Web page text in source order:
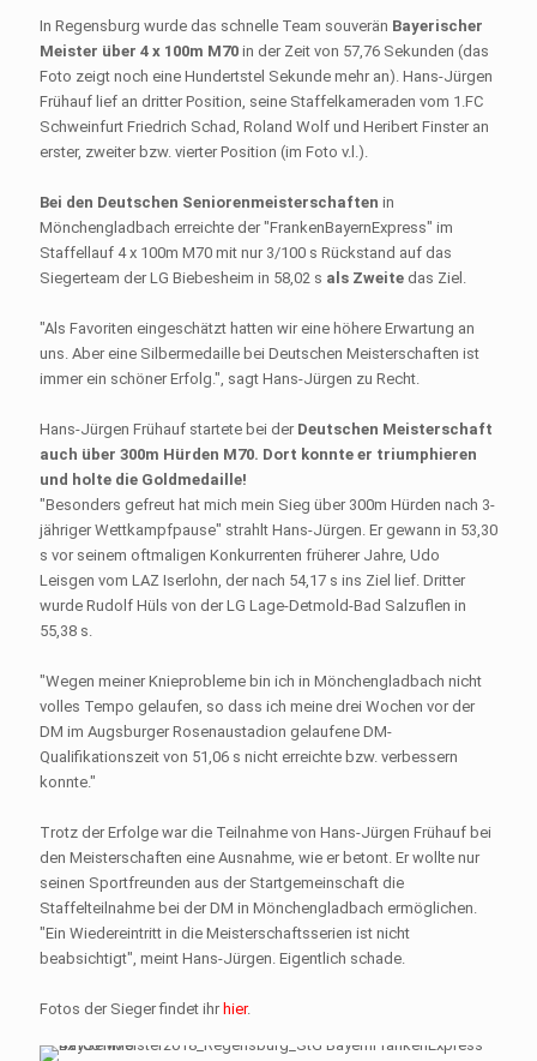
In Regensburg wurde das schnelle Team souverän Bayerischer
Meister über 4 x 100m M70 in der Zeit von 57,76 Sekunden (das
Foto zeigt noch eine Hundertstel Sekunde mehr an). Hans-Jürgen
Frühauf lief an dritter Position, seine Staffelkameraden vom 1.FC
Schweinfurt Friedrich Schad, Roland Wolf und Heribert Finster an
erster, zweiter bzw. vierter Position (im Foto v.l.).
Bei den Deutschen Seniorenmeisterschaften in
Mönchengladbach erreichte der "FrankenBayernExpress" im
Staffellauf 4 x 100m M70 mit nur 3/100 s Rückstand auf das
Siegerteam der LG Biebesheim in 58,02 s als Zweite das Ziel.
"Als Favoriten eingeschätzt hatten wir eine höhere Erwartung an
uns. Aber eine Silbermedaille bei Deutschen Meisterschaften ist
immer ein schöner Erfolg.", sagt Hans-Jürgen zu Recht.
Hans-Jürgen Frühauf startete bei der Deutschen Meisterschaft
auch über 300m Hürden M70. Dort konnte er triumphieren
und holte die Goldmedaille!
"Besonders gefreut hat mich mein Sieg über 300m Hürden nach 3-
jähriger Wettkampfpause" strahlt Hans-Jürgen. Er gewann in 53,30
s vor seinem oftmaligen Konkurrenten früherer Jahre, Udo
Leisgen vom LAZ Iserlohn, der nach 54,17 s ins Ziel lief. Dritter
wurde Rudolf Hüls von der LG Lage-Detmold-Bad Salzuflen in
55,38 s.
"Wegen meiner Knieprobleme bin ich in Mönchengladbach nicht
volles Tempo gelaufen, so dass ich meine drei Wochen vor der
DM im Augsburger Rosenaustadion gelaufene DM-
Qualifikationszeit von 51,06 s nicht erreichte bzw. verbessern
konnte."
Trotz der Erfolge war die Teilnahme von Hans-Jürgen Frühauf bei
den Meisterschaften eine Ausnahme, wie er betont. Er wollte nur
seinen Sportfreunden aus der Startgemeinschaft die
Staffelteilnahme bei der DM in Mönchengladbach ermöglichen.
"Ein Wiedereintritt in die Meisterschaftsserien ist nicht
beabsichtigt", meint Hans-Jürgen. Eigentlich schade.
Fotos der Sieger findet ihr hier.